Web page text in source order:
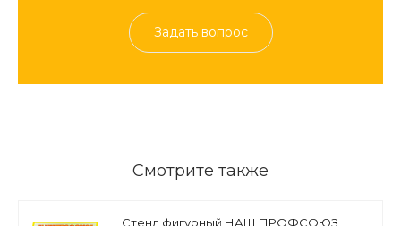
Задать вопрос
Смотрите также
Стенд фигурный НАШ ПРОФСОЮЗ